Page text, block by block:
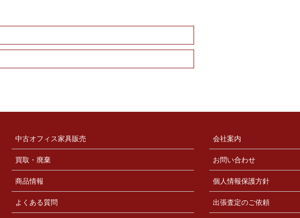
中古オフィス家具販売
買取・廃棄
商品情報
よくある質問
会社案内
お問い合わせ
個人情報保護方針
出張査定のご依頼